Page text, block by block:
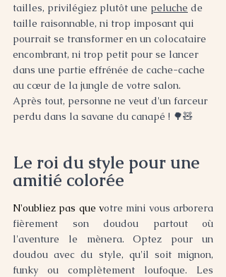
tailles, privilégiez plutôt une peluche de
taille raisonnable, ni trop imposant qui
pourrait se transformer en un colocataire
encombrant, ni trop petit pour se lancer
dans une partie effrénée de cache-cache
au cœur de la jungle de votre salon.
Après tout, personne ne veut d'un farceur
perdu dans la savane du canapé ! 🌳🧸
Le roi du style pour une
amitié colorée
N'oubliez pas que votre mini vous arborera
fièrement son doudou partout où
l'aventure le mènera. Optez pour un
doudou avec du style, qu'il soit mignon,
funky ou complètement loufoque. Les